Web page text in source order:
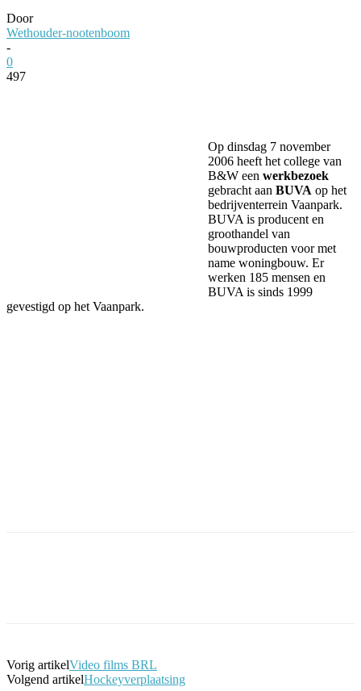
Door
Wethouder-nootenboom
-
0
497
Op dinsdag 7 november
2006 heeft het college van
B&W een werkbezoek
gebracht aan BUVA op het
bedrijventerrein Vaanpark.
BUVA is producent en
groothandel van
bouwproducten voor met
name woningbouw. Er
werken 185 mensen en
BUVA is sinds 1999
gevestigd op het Vaanpark.
Vorig artikelVideo films BRL
Volgend artikelHockeyverplaatsing